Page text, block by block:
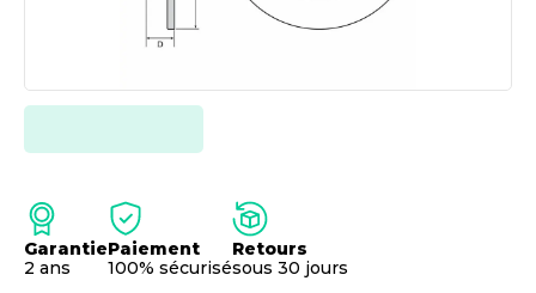
Garantie
2 ans
Paiement
100% sécurisé
Retours
sous 30 jours